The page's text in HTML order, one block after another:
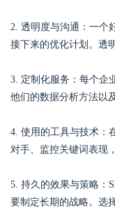
2. 透明度与沟通：一个
接下来的优化计划。透
3. 定制化服务：每个企
他们的数据分析方法以
4. 使用的工具与技术：
对手、监控关键词表现
5. 持久的效果与策略：
要制定长期的战略。选